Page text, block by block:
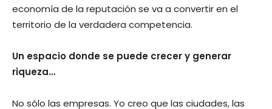
economía de la reputación se va a convertir en el
territorio de la verdadera competencia.
Un espacio donde se puede crecer y generar
riqueza…
No sólo las empresas. Yo creo que las ciudades, las